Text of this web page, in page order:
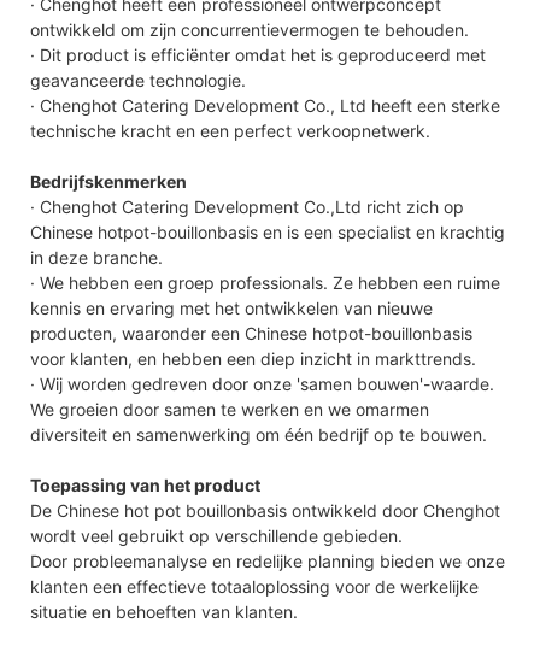
· Chenghot heeft een professioneel ontwerpconcept
ontwikkeld om zijn concurrentievermogen te behouden.
· Dit product is efficiënter omdat het is geproduceerd met
geavanceerde technologie.
· Chenghot Catering Development Co., Ltd heeft een sterke
technische kracht en een perfect verkoopnetwerk.
Bedrijfskenmerken
· Chenghot Catering Development Co.,Ltd richt zich op
Chinese hotpot-bouillonbasis en is een specialist en krachtig
in deze branche.
· We hebben een groep professionals. Ze hebben een ruime
kennis en ervaring met het ontwikkelen van nieuwe
producten, waaronder een Chinese hotpot-bouillonbasis
voor klanten, en hebben een diep inzicht in markttrends.
· Wij worden gedreven door onze 'samen bouwen'-waarde.
We groeien door samen te werken en we omarmen
diversiteit en samenwerking om één bedrijf op te bouwen.
Toepassing van het product
De Chinese hot pot bouillonbasis ontwikkeld door Chenghot
wordt veel gebruikt op verschillende gebieden.
Door probleemanalyse en redelijke planning bieden we onze
klanten een effectieve totaaloplossing voor de werkelijke
situatie en behoeften van klanten.